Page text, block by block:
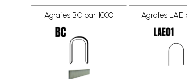
Agrafes BC par 1000 Agrafes LAE